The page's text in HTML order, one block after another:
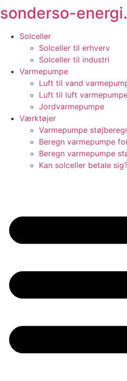
Videre
til
indhold
sonderso-
Solceller
Solceller til erhverv
Solceller til industri
Varmepumpe
Luft til vand
Luft til luft
Jordvarmepumpe
Værktøjer
Varmepumpe
Beregn varmepumpe
Beregn varmepumpe
Kan solceller betale